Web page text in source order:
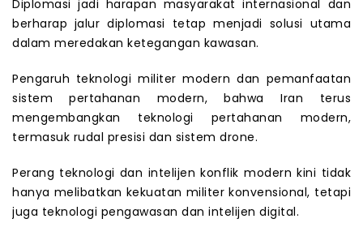
Diplomasi jadi harapan masyarakat internasional dan
berharap jalur diplomasi tetap menjadi solusi utama
dalam meredakan ketegangan kawasan.
Pengaruh teknologi militer modern dan pemanfaatan
sistem pertahanan modern, bahwa Iran terus
mengembangkan teknologi pertahanan modern,
termasuk rudal presisi dan sistem drone.
Perang teknologi dan intelijen konflik modern kini tidak
hanya melibatkan kekuatan militer konvensional, tetapi
juga teknologi pengawasan dan intelijen digital.